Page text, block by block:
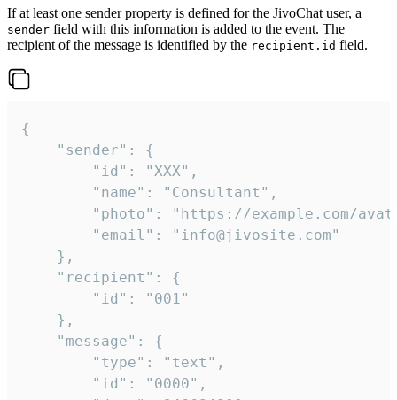
If at least one sender property is defined for the JivoChat user, a
sender field with this information is added to the event. The
recipient of the message is identified by the recipient.id field.
{